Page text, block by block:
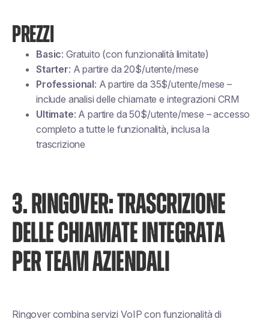
PREZZI
Basic: Gratuito (con funzionalità limitate)
Starter: A partire da 20$/utente/mese
Professional: A partire da 35$/utente/mese –
include analisi delle chiamate e integrazioni CRM
Ultimate: A partire da 50$/utente/mese – accesso
completo a tutte le funzionalità, inclusa la
trascrizione
3. RINGOVER: TRASCRIZIONE
DELLE CHIAMATE INTEGRATA
PER TEAM AZIENDALI
Ringover combina servizi VoIP con funzionalità di